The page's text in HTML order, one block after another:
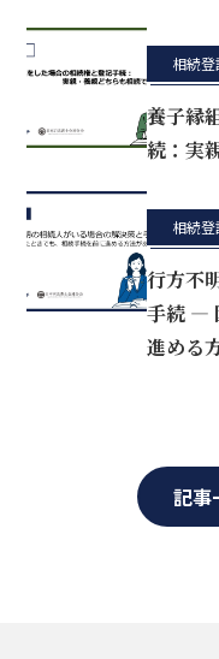
相続登
養子縁
続：実
相続登
行方不
手続 ―
進める
記事